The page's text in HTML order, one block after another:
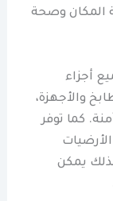
المكان وصحة
أجزاء
والأجهزة،
كما توفر
يمكن